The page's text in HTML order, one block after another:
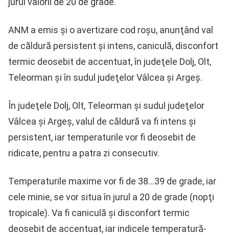
ANM a emis şi o avertizare cod roşu, anunţând val
de căldură persistent şi intens, caniculă, disconfort
termic deosebit de accentuat, în judeţele Dolj, Olt,
Teleorman şi în sudul judeţelor Vâlcea şi Argeş.
În judeţele Dolj, Olt, Teleorman şi sudul judeţelor
Vâlcea şi Argeş, valul de căldură va fi intens şi
persistent, iar temperaturile vor fi deosebit de
ridicate, pentru a patra zi consecutiv.
Temperaturile maxime vor fi de 38…39 de grade, iar
cele minie, se vor situa în jurul a 20 de grade (nopţi
tropicale). Va fi caniculă şi disconfort termic
deosebit de accentuat, iar indicele temperatură-